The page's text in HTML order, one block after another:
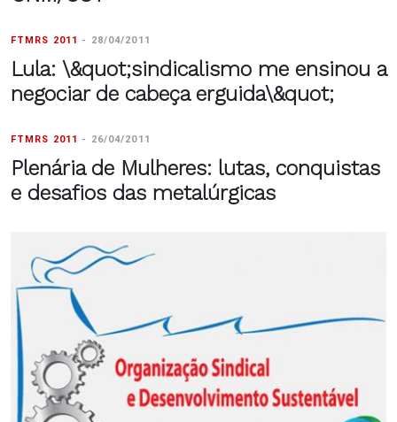
FTMRS 2011 - 28/04/2011
Lula: \&quot;sindicalismo me ensinou a
negociar de cabeça erguida\&quot;
FTMRS 2011 - 26/04/2011
Plenária de Mulheres: lutas, conquistas
e desafios das metalúrgicas